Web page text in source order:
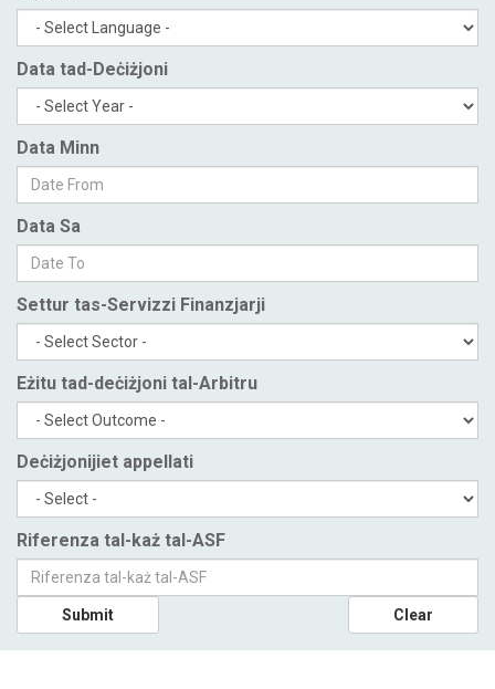
Data tad-Deċiżjoni
Data Minn
Data Sa
Settur tas-Servizzi Finanzjarji
Eżitu tad-deċiżjoni tal-Arbitru
Deċiżjonijiet appellati
Riferenza tal-każ tal-ASF
Submit Clear